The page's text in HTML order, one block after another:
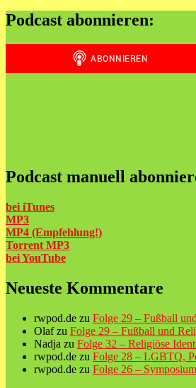
Podcast abonnieren:
Podcast manuell
bei iTunes
MP3
MP4 (Empfehlung!)
Torrent MP3
beiYouTube
Neueste Kommentare
rwpod.de zu Folge 29 – Fußball
Olafzu Folge 29 – Fußball und
Nadja zu Folge 32 – Religiöse
rwpod.de zu Folge 28 – LGBTQ,
rwpod.de zu Folge 26 –